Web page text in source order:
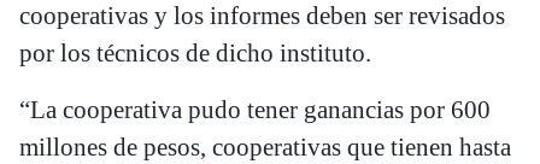
cooperativas y los informes deben ser revisados
por los técnicos de dicho instituto.
“La cooperativa pudo tener ganancias por 600
millones de pesos, cooperativas que tienen hasta